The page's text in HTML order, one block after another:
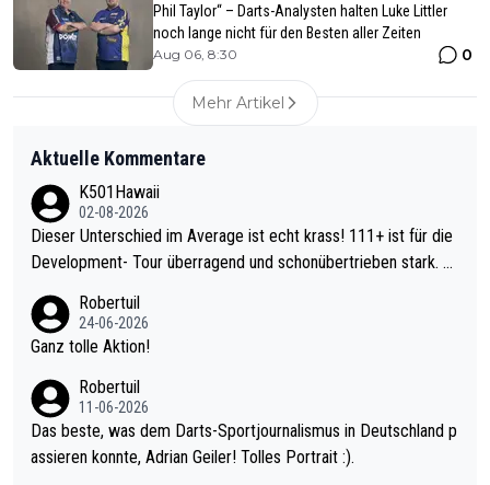
Phil Taylor“ – Darts-Analysten halten Luke Littler
noch lange nicht für den Besten aller Zeiten
Aug 06, 8:30 0
Mehr Artikel
Aktuelle Kommentare
K501Hawaii
02-08-2026
Dieser Unterschied im Average ist echt krass! 111+ ist für die
Development- Tour überragend und schonübertrieben stark. U
mal 40+ erst recht. Da gewinnst keinen Blumentopf - ist ja noc
h krasser wie ein Pokalspiel eines Kreisligisten vs einem Bund
Robertuil
24-06-2026
Ganz tolle Aktion!
Robertuil
11-06-2026
Das beste, was dem Darts-Sportjournalismus in Deutschland p
assieren konnte, Adrian Geiler! Tolles Portrait :).